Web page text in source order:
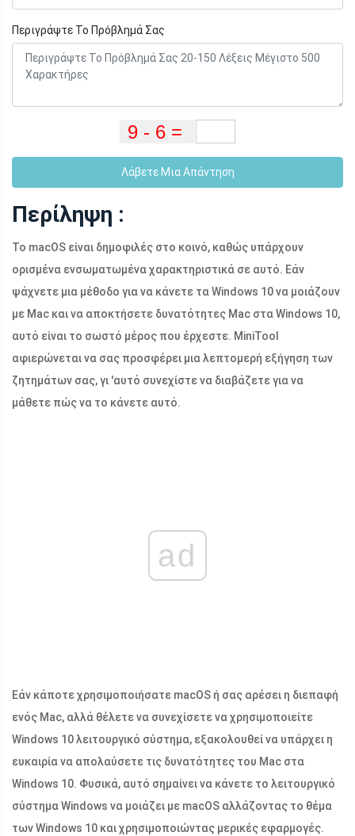
Περιγράψτε Το Πρόβλημά Σας
Λάβετε Μια Απάντηση
Περίληψη :
Το macOS είναι δημοφιλές στο κοινό, καθώς υπάρχουν
ορισμένα ενσωματωμένα χαρακτηριστικά σε αυτό. Εάν
ψάχνετε μια μέθοδο για να κάνετε τα Windows 10 να μοιάζουν
με Mac και να αποκτήσετε δυνατότητες Mac στα Windows 10,
αυτό είναι το σωστό μέρος που έρχεστε. MiniTool
αφιερώνεται να σας προσφέρει μια λεπτομερή εξήγηση των
ζητημάτων σας, γι 'αυτό συνεχίστε να διαβάζετε για να
μάθετε πώς να το κάνετε αυτό.
ad
Εάν κάποτε χρησιμοποιήσατε macOS ή σας αρέσει η διεπαφή
ενός Mac, αλλά θέλετε να συνεχίσετε να χρησιμοποιείτε
Windows 10 λειτουργικό σύστημα, εξακολουθεί να υπάρχει η
ευκαιρία να απολαύσετε τις δυνατότητες του Mac στα
Windows 10. Φυσικά, αυτό σημαίνει να κάνετε το λειτουργικό
σύστημα Windows να μοιάζει με macOS αλλάζοντας το θέμα
των Windows 10 και χρησιμοποιώντας μερικές εφαρμογές.